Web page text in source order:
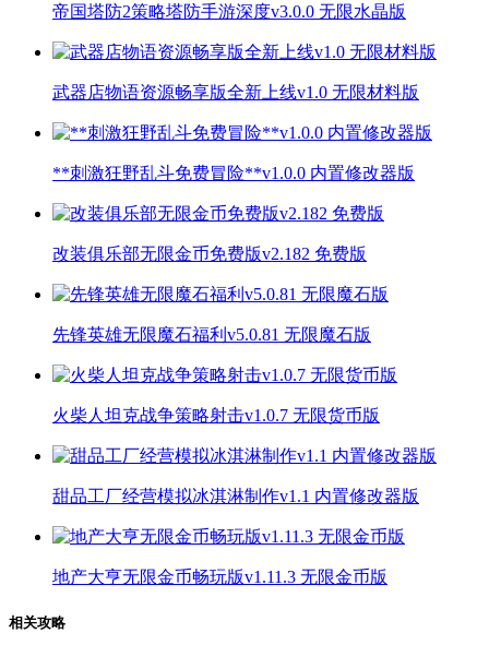
帝国塔防2策略塔防手游深度v3.0.0 无限水晶版
武器店物语资源畅享版全新上线v1.0 无限材料版
**刺激狂野乱斗免费冒险**v1.0.0 内置修改器版
改装俱乐部无限金币免费版v2.182 免费版
先锋英雄无限魔石福利v5.0.81 无限魔石版
火柴人坦克战争策略射击v1.0.7 无限货币版
甜品工厂经营模拟冰淇淋制作v1.1 内置修改器版
地产大亨无限金币畅玩版v1.11.3 无限金币版
相关攻略